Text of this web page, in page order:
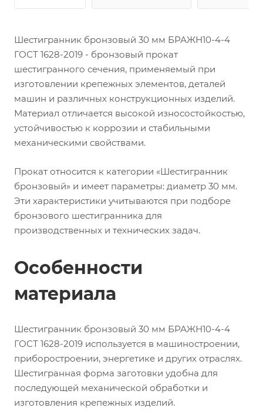
Шестигранник бронзовый 30 мм БРАЖН10-4-4
ГОСТ 1628-2019 - бронзовый прокат
шестигранного сечения, применяемый при
изготовлении крепежных элементов, деталей
машин и различных конструкционных изделий.
Материал отличается высокой износостойкостью,
устойчивостью к коррозии и стабильными
механическими свойствами.
Прокат относится к категории «Шестигранник
бронзовый» и имеет параметры: диаметр 30 мм.
Эти характеристики учитываются при подборе
бронзового шестигранника для
производственных и технических задач.
Особенности
материала
Шестигранник бронзовый 30 мм БРАЖН10-4-4
ГОСТ 1628-2019 используется в машиностроении,
приборостроении, энергетике и других отраслях.
Шестигранная форма заготовки удобна для
последующей механической обработки и
изготовления крепежных изделий.